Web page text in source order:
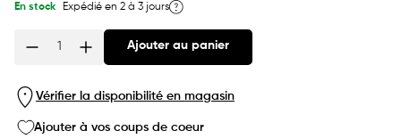
En stock Expédié en 2 à 3 jours
Ajouter au panier
Vérifier la disponibilité en magasin
Ajouter à vos coups de coeur